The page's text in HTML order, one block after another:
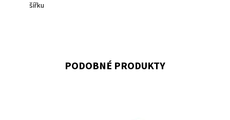
šířku
PODOBNÉ PRODUKTY